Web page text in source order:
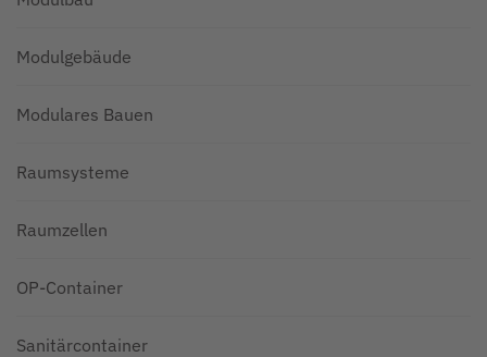
Modulgebäude
Modulares Bauen
Raumsysteme
Raumzellen
OP-Container
Sanitärcontainer